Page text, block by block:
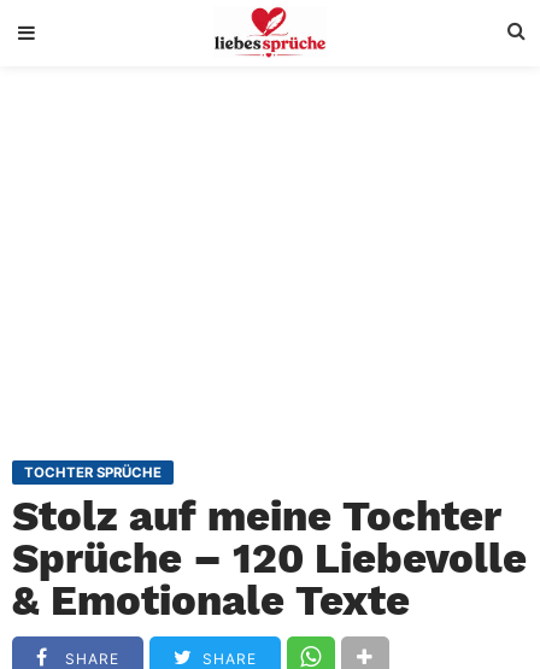
TOCHTER SPRÜCHE
Stolz auf meine Tochter
Sprüche – 120 Liebevolle
& Emotionale Texte
SHARE SHARE